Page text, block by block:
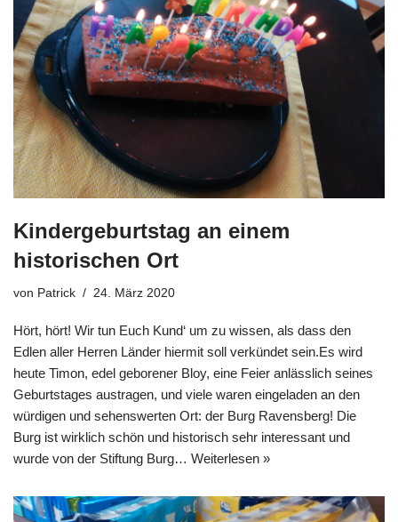
Kindergeburtstag an einem
historischen Ort
von Patrick 24. März 2020
Hört, hört! Wir tun Euch Kund‘ um zu wissen, als dass den
Edlen aller Herren Länder hiermit soll verkündet sein.Es wird
heute Timon, edel geborener Bloy, eine Feier anlässlich seines
Geburtstages austragen, und viele waren eingeladen an den
würdigen und sehenswerten Ort: der Burg Ravensberg! Die
Burg ist wirklich schön und historisch sehr interessant und
wurde von der Stiftung Burg… Weiterlesen »